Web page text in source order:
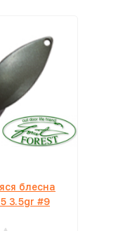
блесна
3.5gr #9